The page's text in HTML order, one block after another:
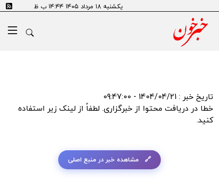
یکشنبه ۱۸ مرداد ۱۴۰۵ ۱۴:۴۴ ب ظ
error:Could not resolve host: tn.ai
تاریخ خبر : 1404/04/21 - 09:47:00
خطا در دریافت محتوا از خبرگزاری. لطفاً از لینک زیر استفاده
کنید.
مشاهده خبر در منبع اصلی